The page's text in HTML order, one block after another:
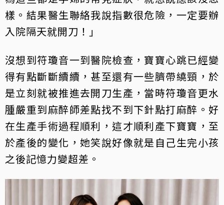
樣。結果醫生聯絡我說指數很危險，一定要辦
入院隔天就開刀！」
沒想到符瓊音一到醫院檢查，寶寶心跳已經變
得有點斷斷續續，甚至還有一些臍帶繞頸，於
是立刻就被推進去開刀生產，當時符瓊音更水
腫嚴重到麻醉師差點找不到下針點打麻醉。好
在生產手術過程順利，這才順利產下寶寶，至
於產後的變化，她笑說好像就是自己生完小孩
之後記憶力變超差。